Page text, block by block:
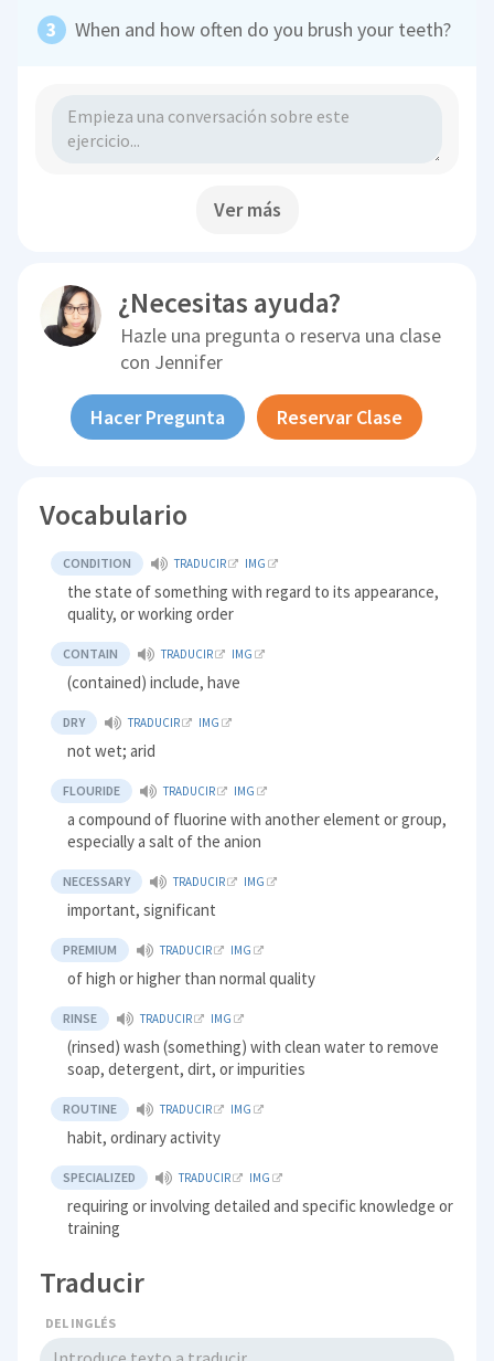
When and how often do you brush your teeth?
Ver más
¿Necesitas ayuda?
Hazle una pregunta o reserva una clase
con Jennifer
Hacer Pregunta Reservar Clase
Vocabulario
CONDITION TRADUCIR IMG
the state of something with regard to its appearance,
quality, or working order
CONTAIN TRADUCIR IMG
(contained) include, have
DRY TRADUCIR IMG
not wet; arid
FLOURIDE TRADUCIR IMG
a compound of fluorine with another element or group,
especially a salt of the anion
NECESSARY TRADUCIR IMG
important, significant
PREMIUM TRADUCIR IMG
of high or higher than normal quality
RINSE TRADUCIR IMG
(rinsed) wash (something) with clean water to remove
soap, detergent, dirt, or impurities
ROUTINE TRADUCIR IMG
habit, ordinary activity
SPECIALIZED TRADUCIR IMG
requiring or involving detailed and specific knowledge or
training
Traducir
DEL INGLÉS